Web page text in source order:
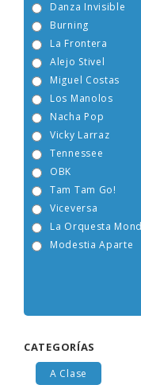
Danza Invisible
Burning
La Frontera
Alejo Stivel
Miguel Costas
Los Manolos
Nacha Pop
Vicky Larraz
Tennessee
OBK
Tam Tam Go!
Viceversa
La Orquesta
Modestia Aparte
CATEGORÍAS
A Clase